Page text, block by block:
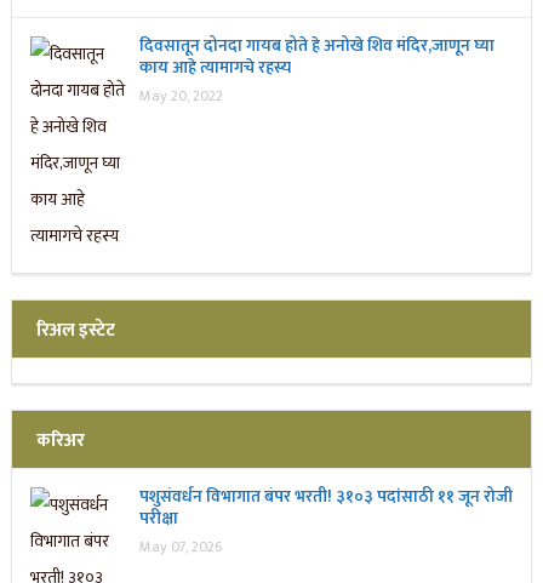
दिवसातून दोनदा गायब होते हे अनोखे शिव मंदिर,जाणून घ्या
काय आहे त्यामागचे रहस्य
May 20, 2022
रिअल इस्टेट
करिअर
पशुसंवर्धन विभागात बंपर भरती! ३१०३ पदांसाठी ११ जून रोजी
परीक्षा
May 07, 2026